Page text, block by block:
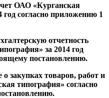
ОАО «Курганская
год согласно приложению 1
ую отчетность
» за 2014 год
постановлению.
закупках товаров, работ и
типография» согласно